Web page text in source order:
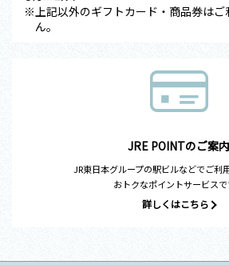
※上記以外のギフトカード・商品券はご
ん。
JRE POINTのご案内
JR東日本グループの駅ビルなどでご利
おトクなポイントサービスで
詳しくはこちら